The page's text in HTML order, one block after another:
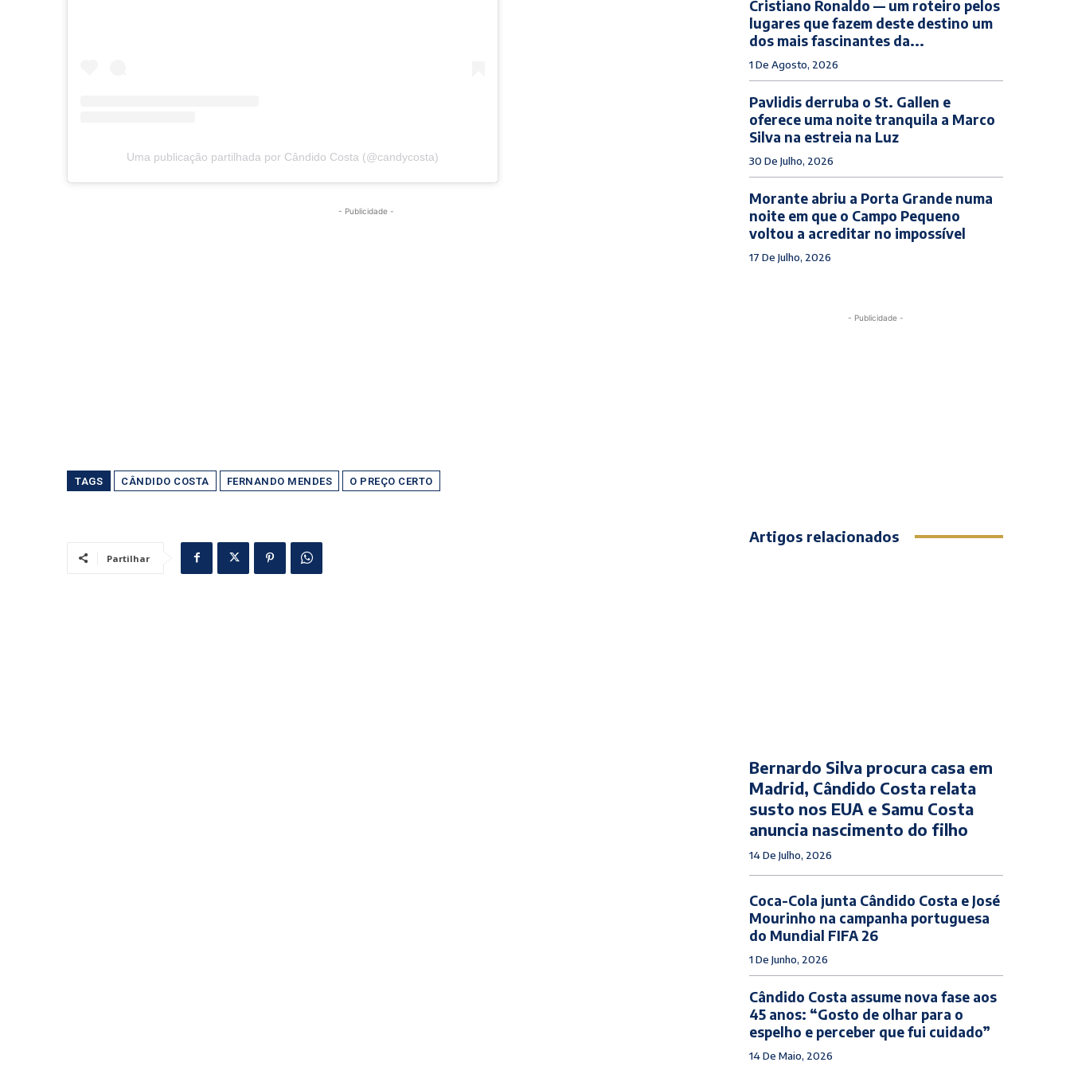
Uma publicação partilhada por Cândido Costa (@candycosta)
- Publicidade -
TAGS CÂNDIDO COSTA FERNANDO MENDES O PREÇO CERTO
Partilhar
Cristiano Ronaldo — um roteiro pelos
lugares que fazem deste destino um
dos mais fascinantes da...
1 De Agosto, 2026
Pavlidis derruba o St. Gallen e
oferece uma noite tranquila a Marco
Silva na estreia na Luz
30 De Julho, 2026
Morante abriu a Porta Grande numa
noite em que o Campo Pequeno
voltou a acreditar no impossível
17 De Julho, 2026
- Publicidade -
Artigos relacionados
Bernardo Silva procura casa em
Madrid, Cândido Costa relata
susto nos EUA e Samu Costa
anuncia nascimento do filho
14 De Julho, 2026
Coca-Cola junta Cândido Costa e José
Mourinho na campanha portuguesa
do Mundial FIFA 26
1 De Junho, 2026
Cândido Costa assume nova fase aos
45 anos: “Gosto de olhar para o
espelho e perceber que fui cuidado”
14 De Maio, 2026